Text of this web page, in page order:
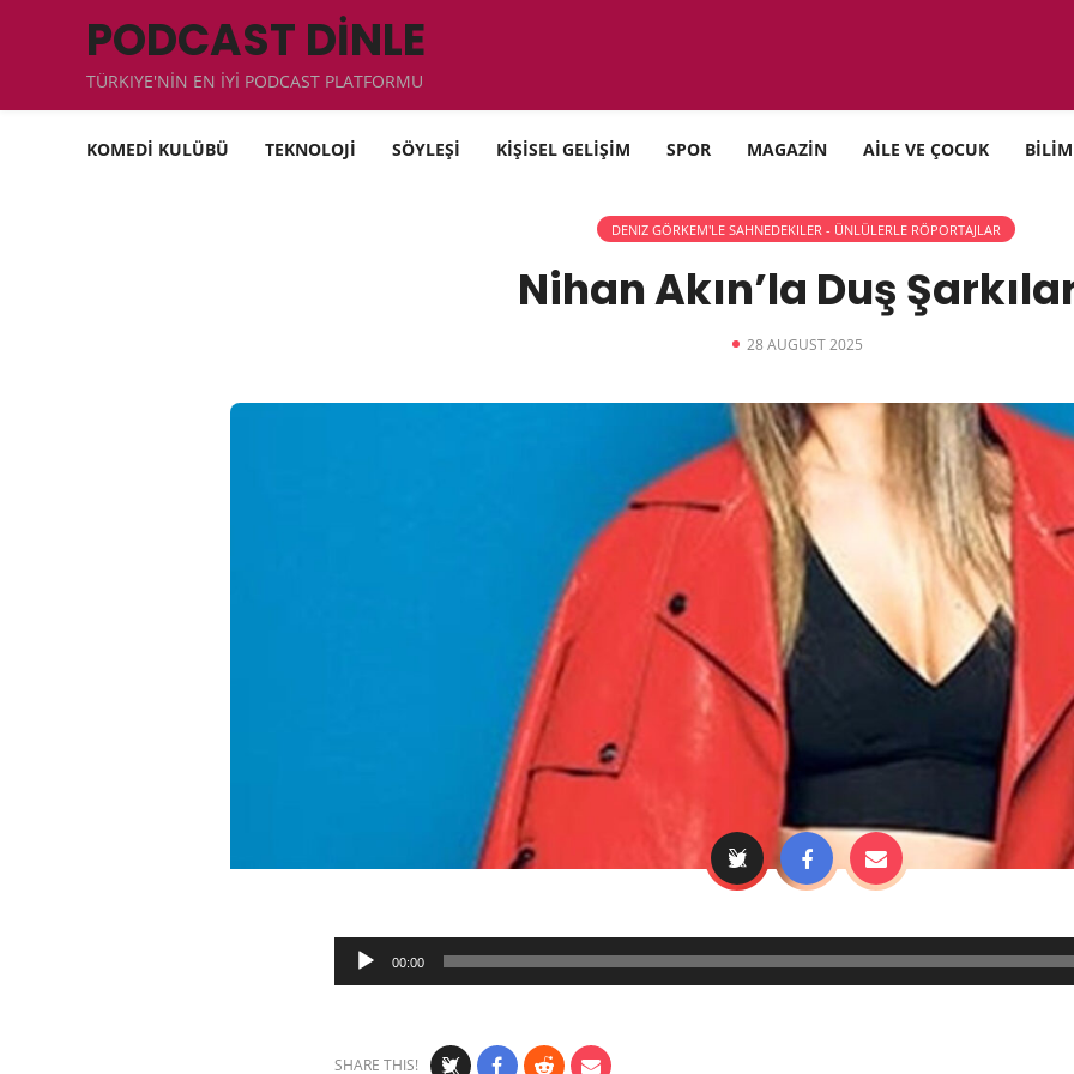
PODCAST DİNLE
TÜRKIYE'NİN EN İYİ PODCAST PLATFORMU
KOMEDİ KULÜBÜ TEKNOLOJİ SÖYLEŞİ KİŞİSEL GELİŞİM SPOR MAGAZİN AİLE VE ÇOCUK BİLİM
DENIZ GÖRKEM'LE SAHNEDEKILER - ÜNLÜLERLE RÖPORTAJLAR
Nihan Akın’la Duş
28 AUGUST 2025
Audio
Player
00:00
SHARE THIS!